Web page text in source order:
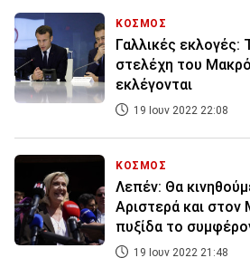
ΚΟΣΜΟΣ
Γαλλικές
στελέχη του
εκλέγονται
19 Ιουν 2022 22:08
ΚΟΣΜΟΣ
Λεπέν: Θα
Αριστερά και
πυξίδα το
19 Ιουν 2022 21:48